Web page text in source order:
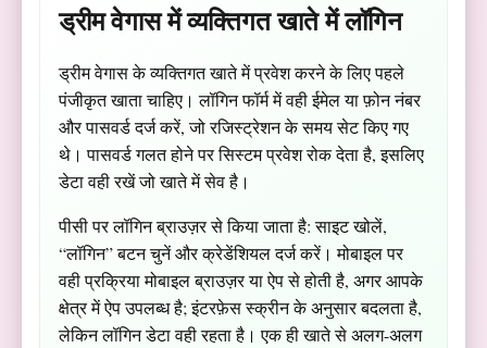
ड्रीम वेगास में व्यक्तिगत खाते में लॉगिन
ड्रीम वेगास के व्यक्तिगत खाते में प्रवेश करने के लिए पहले
पंजीकृत खाता चाहिए। लॉगिन फॉर्म में वही ईमेल या फ़ोन नंबर
और पासवर्ड दर्ज करें, जो रजिस्ट्रेशन के समय सेट किए गए
थे। पासवर्ड गलत होने पर सिस्टम प्रवेश रोक देता है, इसलिए
डेटा वही रखें जो खाते में सेव है।
पीसी पर लॉगिन ब्राउज़र से किया जाता है: साइट खोलें,
“लॉगिन” बटन चुनें और क्रेडेंशियल दर्ज करें। मोबाइल पर
वही प्रक्रिया मोबाइल ब्राउज़र या ऐप से होती है, अगर आपके
क्षेत्र में ऐप उपलब्ध है; इंटरफ़ेस स्क्रीन के अनुसार बदलता है,
लेकिन लॉगिन डेटा वही रहता है। एक ही खाते से अलग-अलग